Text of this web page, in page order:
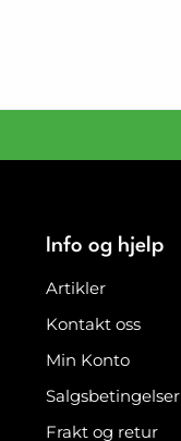
Info og hjelp
Artikler
Kontakt oss
Min Konto
Salgsbetingelser
Frakt og retur